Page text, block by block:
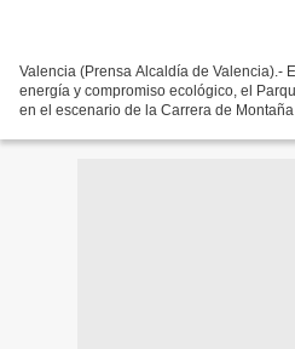
Valencia (Prensa Alcaldía de Valencia).-
energía y compromiso ecológico, el
en el escenario de la Carrera de